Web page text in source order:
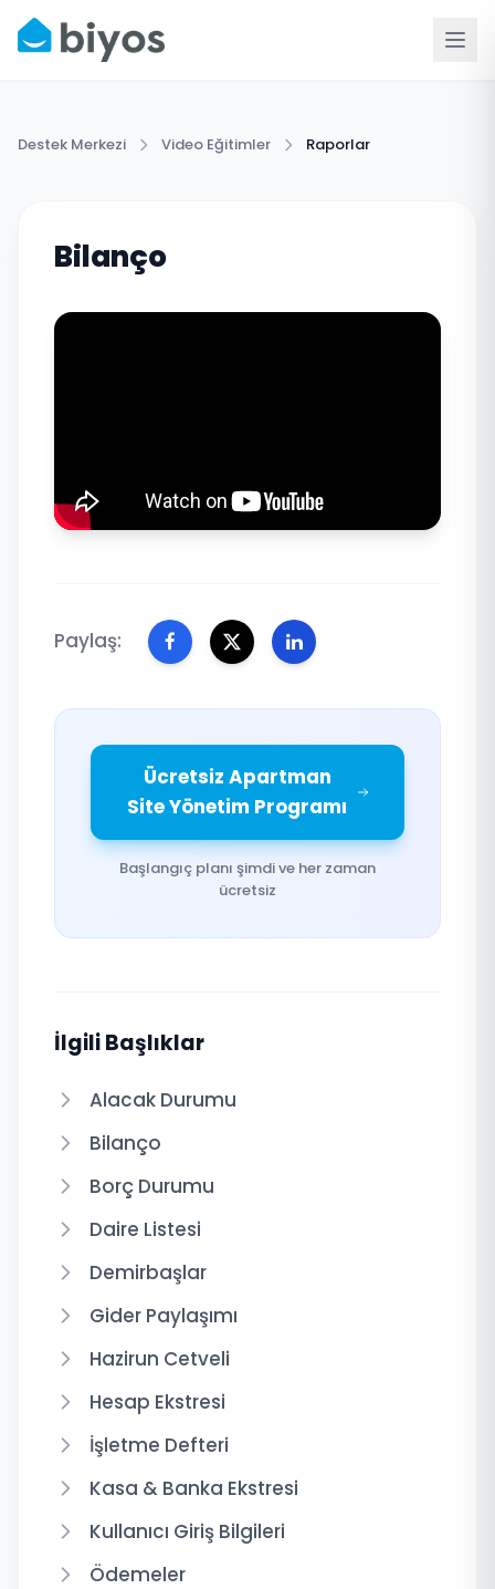
Destek Merkezi Video Eğitimler Raporlar
Bilanço
Paylaş:
Ücretsiz Apartman
Site Yönetim Programı
Başlangıç planı şimdi ve her zaman
ücretsiz
İlgili Başlıklar
Alacak Durumu
Bilanço
Borç Durumu
Daire Listesi
Demirbaşlar
Gider Paylaşımı
Hazirun Cetveli
Hesap Ekstresi
İşletme Defteri
Kasa & Banka Ekstresi
Kullanıcı Giriş Bilgileri
Ödemeler